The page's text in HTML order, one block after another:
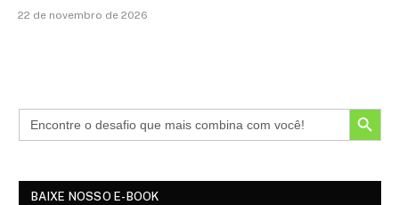
22 de novembro de 2026
SEARCH BUTTON
BAIXE NOSSO E-BOOK